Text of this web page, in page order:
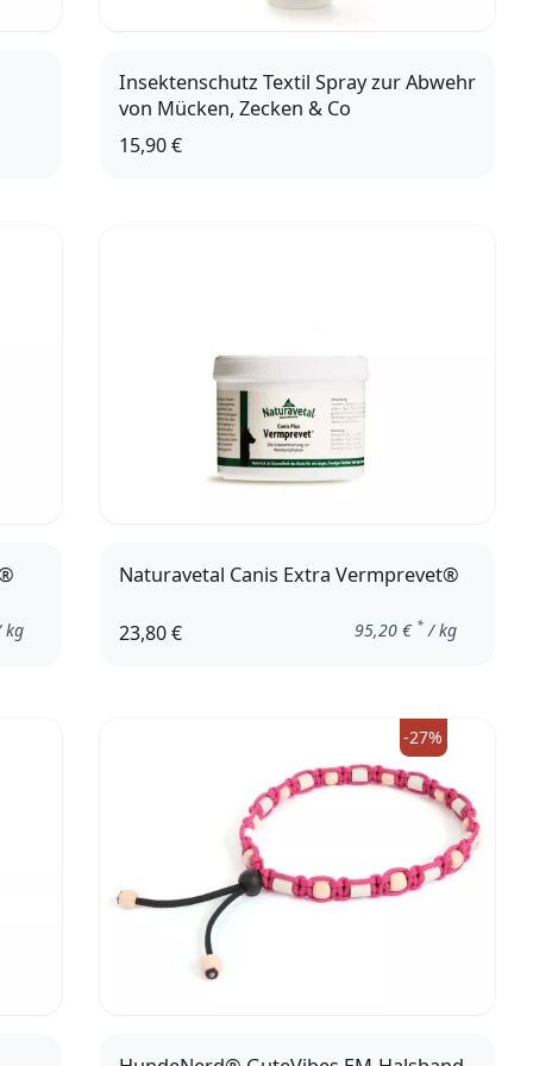
Insektenschutz Textil Spray zur Abwehr
von Mücken, Zecken & Co
15,90 €
Naturavetal Canis Extra Vermprevet®
23,80 € 95,20€ */ kg
-27%